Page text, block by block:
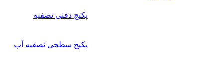
پکیج دفنی تصفیه
پکیج سطحی تصفیه آب